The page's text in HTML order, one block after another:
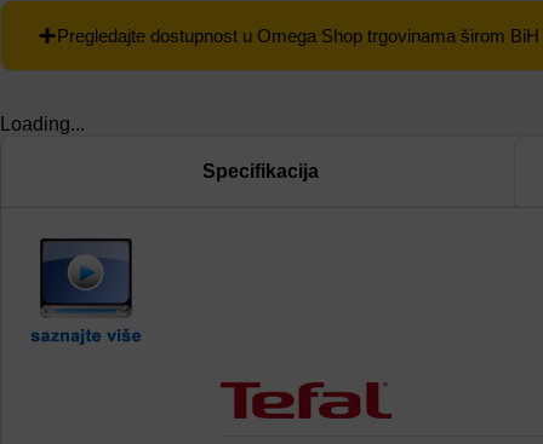
Pregledajte dostupnost u Omega Shop trgovinama širom BiH
Loading...
Specifikacija